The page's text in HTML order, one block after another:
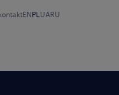
ENPL UARU